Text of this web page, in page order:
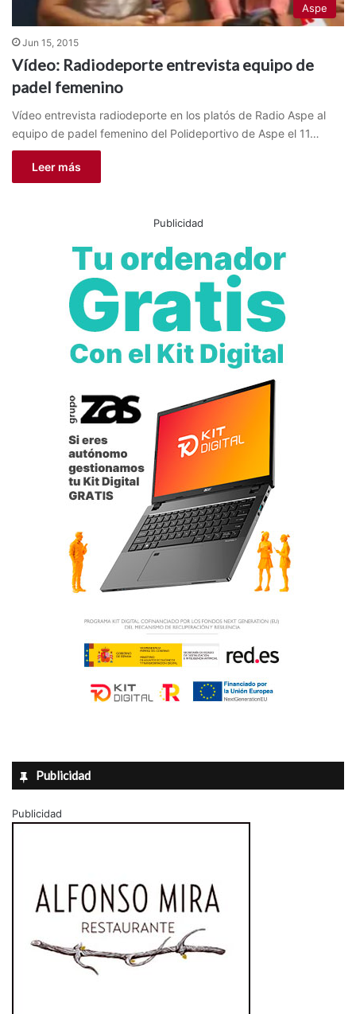
Aspe
Jun 15, 2015
Vídeo: Radiodeporte entrevista equipo de
padel femenino
Vídeo entrevista radiodeporte en los platós de Radio Aspe al
equipo de padel femenino del Polideportivo de Aspe el 11…
Leer más
Publicidad
Publicidad
Publicidad